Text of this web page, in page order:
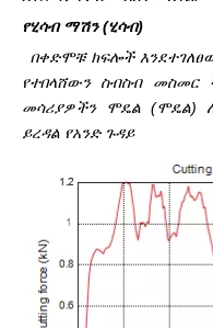
የሂሳብ ማሽን (ሂሳብ)
በቀድሞቹ ክፍሎች
የተበላሸውን ስብስብ መስመር
መሳሪያዎችን ሞዴል (ሞዴል)
ይረዳል የአንድ ጉዳይ